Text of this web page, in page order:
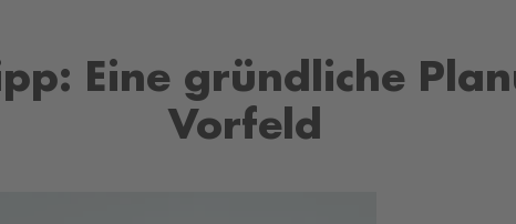
Eine gründliche
Vorfeld